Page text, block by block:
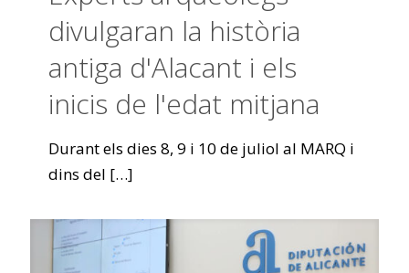
divulgaran la història
antiga d'Alacant i els
inicis de l'edat mitjana
Durant els dies 8, 9 i 10 de juliol al MARQ i
dins del […]